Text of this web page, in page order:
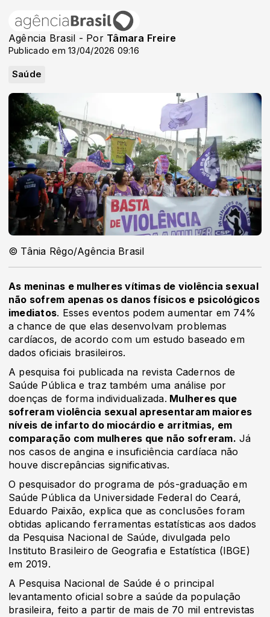
Agência Brasil - Por Tâmara Freire
Publicado em 13/04/2026 09:16
Saúde
© Tânia Rêgo/Agência Brasil
As meninas e mulheres vítimas de violência sexual
não sofrem apenas os danos físicos e psicológicos
imediatos. Esses eventos podem aumentar em 74%
a chance de que elas desenvolvam problemas
cardíacos, de acordo com um estudo baseado em
dados oficiais brasileiros.
A pesquisa foi publicada na revista Cadernos de
Saúde Pública e traz também uma análise por
doenças de forma individualizada. Mulheres que
sofreram violência sexual apresentaram maiores
níveis de infarto do miocárdio e arritmias, em
comparação com mulheres que não sofreram. Já
nos casos de angina e insuficiência cardíaca não
houve discrepâncias significativas.
O pesquisador do programa de pós-graduação em
Saúde Pública da Universidade Federal do Ceará,
Eduardo Paixão, explica que as conclusões foram
obtidas aplicando ferramentas estatísticas aos dados
da Pesquisa Nacional de Saúde, divulgada pelo
Instituto Brasileiro de Geografia e Estatística (IBGE)
em 2019.
A Pesquisa Nacional de Saúde é o principal
levantamento oficial sobre a saúde da população
brasileira, feito a partir de mais de 70 mil entrevistas